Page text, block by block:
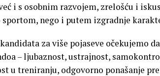
i s osobnim razvojem, zrelošću i
sportom, nego i putem izgradnje
za više pojaseve očekujemo
– ljubaznost, ustrajnost,
u treniranju, odgovorno ponašanje